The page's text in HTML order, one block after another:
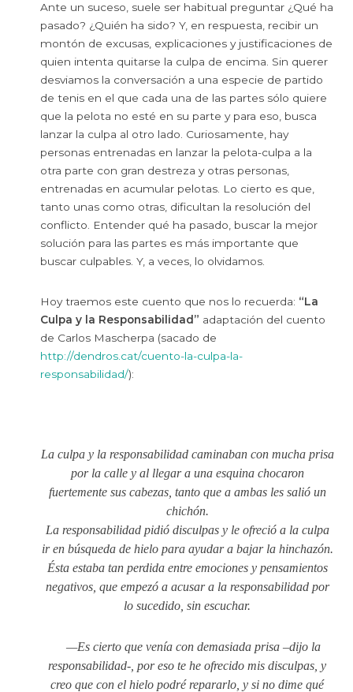
Ante un suceso, suele ser habitual preguntar ¿Qué ha
pasado? ¿Quién ha sido? Y, en respuesta, recibir un
montón de excusas, explicaciones y justificaciones de
quien intenta quitarse la culpa de encima. Sin querer
desviamos la conversación a una especie de partido
de tenis en el que cada una de las partes sólo quiere
que la pelota no esté en su parte y para eso, busca
lanzar la culpa al otro lado. Curiosamente, hay
personas entrenadas en lanzar la pelota-culpa a la
otra parte con gran destreza y otras personas,
entrenadas en acumular pelotas. Lo cierto es que,
tanto unas como otras, dificultan la resolución del
conflicto. Entender qué ha pasado, buscar la mejor
solución para las partes es más importante que
buscar culpables. Y, a veces, lo olvidamos.
Hoy traemos este cuento que nos lo recuerda: “La
Culpa y la Responsabilidad” adaptación del cuento
de Carlos Mascherpa (sacado de
http://dendros.cat/cuento-la-culpa-la-
responsabilidad/):
La culpa y la responsabilidad caminaban con mucha prisa
por la calle y al llegar a una esquina chocaron
fuertemente sus cabezas, tanto que a ambas les salió un
chichón.
La responsabilidad pidió disculpas y le ofreció a la culpa
ir en búsqueda de hielo para ayudar a bajar la hinchazón.
Ésta estaba tan perdida entre emociones y pensamientos
negativos, que empezó a acusar a la responsabilidad por
lo sucedido, sin escuchar.
—Es cierto que venía con demasiada prisa –dijo la
responsabilidad-, por eso te he ofrecido mis disculpas, y
creo que con el hielo podré repararlo, y si no dime qué